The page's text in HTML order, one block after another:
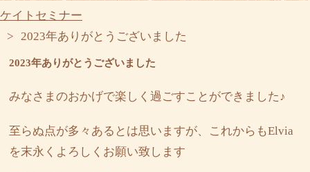
ケイトセミナー
2023年ありがとうございました
2023年ありがとうございました
みなさまのおかげで楽しく過ごすことができました♪
至らぬ点が多々あるとは思いますが、これからもElvia
を末永くよろしくお願い致します